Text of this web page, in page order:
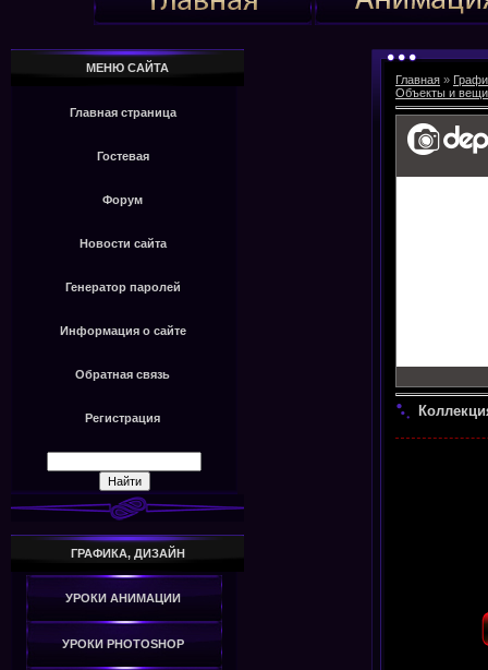
МЕНЮ САЙТА
Главная страница
Гостевая
Форум
Новости сайта
Генератор паролей
Информация о сайте
Обратная связь
Регистрация
ГРАФИКА, ДИЗАЙН
УРОКИ АНИМАЦИИ
УРОКИ PHOTOSHOP
Главная »
Объекты и вещи